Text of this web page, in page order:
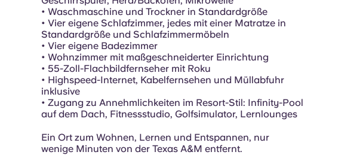
• Waschmaschine und Trockner in Standardgröße
• Vier eigene Schlafzimmer, jedes mit einer Matratze in
Standardgröße und Schlafzimmermöbeln
• Vier eigene Badezimmer
• Wohnzimmer mit maßgeschneiderter Einrichtung
• 55-Zoll-Flachbildfernseher mit Roku
• Highspeed-Internet, Kabelfernsehen und Müllabfuhr
inklusive
• Zugang zu Annehmlichkeiten im Resort-Stil: Infinity-Pool
auf dem Dach, Fitnessstudio, Golfsimulator, Lernlounges
Ein Ort zum Wohnen, Lernen und Entspannen, nur
wenige Minuten von der Texas A&M entfernt.